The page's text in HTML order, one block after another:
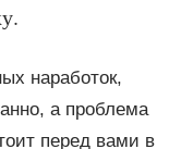
наработок,
а проблема
перед вами в